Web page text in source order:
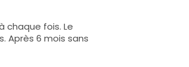
chaque fois. Le
Après 6 mois sans